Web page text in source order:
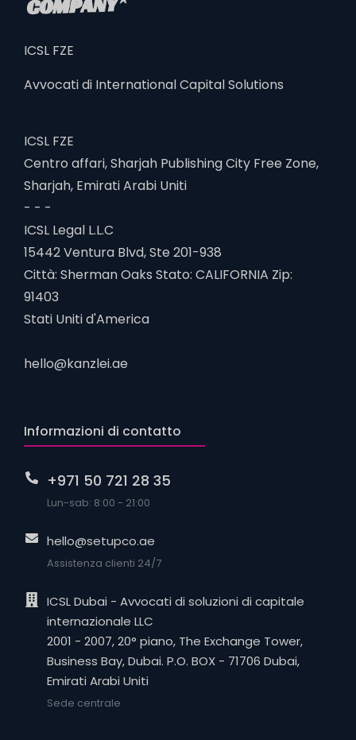
ICSL FZE
Avvocati di International Capital Solutions
ICSL FZE
Centro affari, Sharjah Publishing City Free Zone,
Sharjah, Emirati Arabi Uniti
- - -
ICSL Legal L.L.C
15442 Ventura Blvd, Ste 201-938
Città: Sherman Oaks Stato: CALIFORNIA Zip:
91403
Stati Uniti d'America
hello@kanzlei.ae
Informazioni di contatto
+971 50 721 28 35
Lun-sab: 8:00 - 21:00
hello@setupco.ae
Assistenza clienti 24/7
ICSL Dubai - Avvocati di soluzioni di capitale
internazionale LLC
2001 - 2007, 20° piano, The Exchange Tower,
Business Bay, Dubai. P.O. BOX - 71706 Dubai,
Emirati Arabi Uniti
Sede centrale